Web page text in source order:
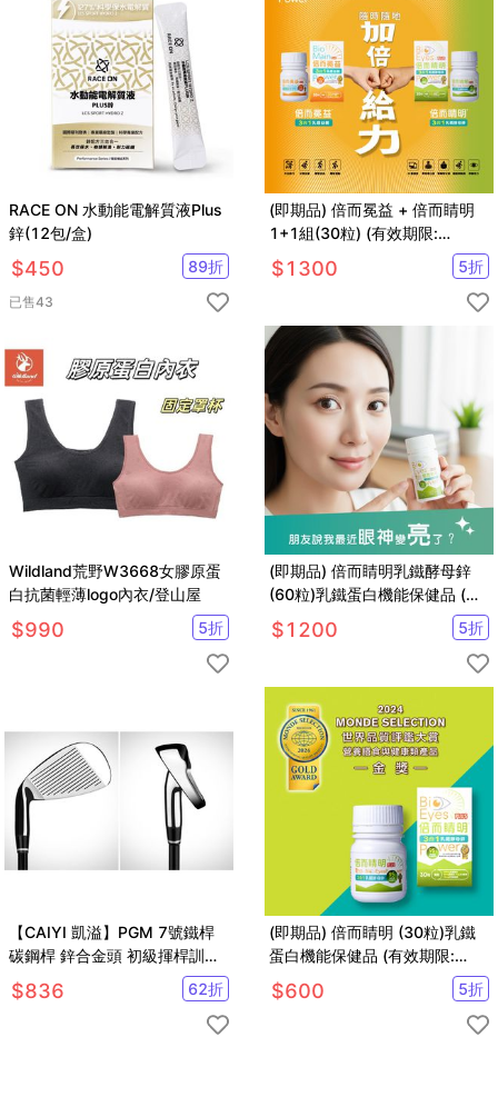
RACE ON 水動能電解質液Plus
鋅(12包/盒)
$450 89折
已售43
(即期品) 倍而冕益 + 倍而睛明
1+1組(30粒) (有效期限:
2026/7/4止)
$1300 5折
Wildland荒野W3668女膠原蛋
白抗菌輕薄logo內衣/登山屋
$990 5折
(即期品) 倍而睛明乳鐵酵母鋅
(60粒)乳鐵蛋白機能保健品 (期
限2026.7.4止)
$1200 5折
【CAIYI 凱溢】PGM 7號鐵桿
碳鋼桿 鋅合金頭 初級揮桿訓練
9~12 age
$836 62折
(即期品) 倍而睛明 (30粒)乳鐵
蛋白機能保健品 (有效期限:
2026/07/04止)
$600 5折